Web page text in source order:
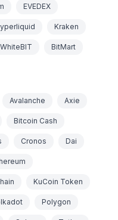
EVEDEX
Kraken
WhiteBIT BitMart
Avalanche Axie
Bitcoin Cash
Cronos Dai
KuCoin Token
Polygon